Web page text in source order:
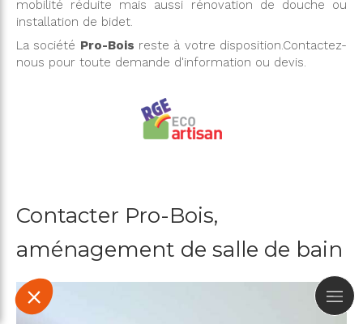
mobilité réduite mais aussi rénovation de douche ou
installation de bidet.
La société Pro-Bois reste à votre disposition.Contactez-
nous pour toute demande d'information ou devis.
Contacter Pro-Bois,
aménagement de salle de bain